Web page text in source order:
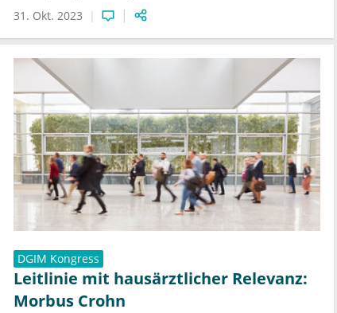
31. Okt. 2023
DGIM Kongress
Leitlinie mit hausärztlicher Relevanz:
Morbus Crohn